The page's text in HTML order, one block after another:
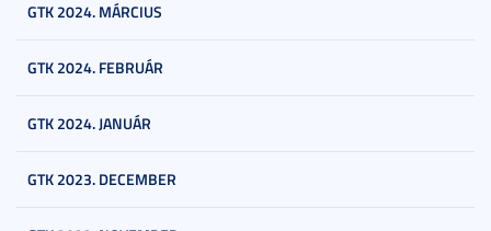
GTK 2024. MÁRCIUS
GTK 2024. FEBRUÁR
GTK 2024. JANUÁR
GTK 2023. DECEMBER